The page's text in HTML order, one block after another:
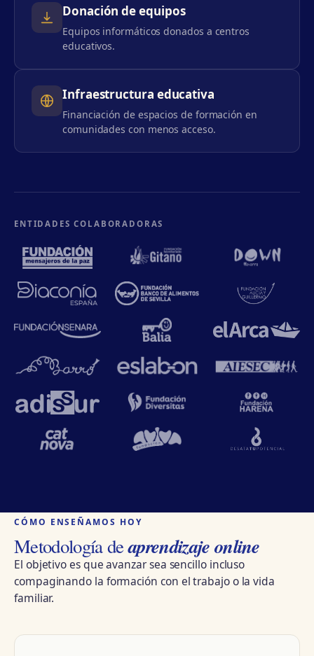
Donación de equipos
Equipos informáticos donados a centros
educativos.
Infraestructura educativa
Financiación de espacios de formación en
comunidades con menos acceso.
ENTIDADES COLABORADORAS
CÓMO ENSEÑAMOS HOY
Metodología deaprendizaje online
El objetivo es que avanzar sea sencillo incluso
compaginando la formación con el trabajo o la vida
familiar.